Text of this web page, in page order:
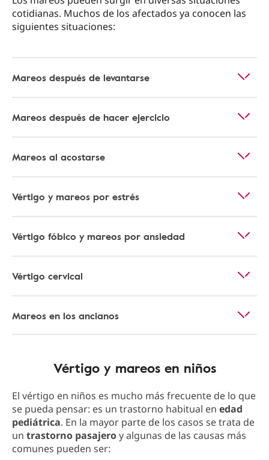
cotidianas. Muchos de los afectados ya conocen las
siguientes situaciones:
Mareos después de levantarse
Mareos después de hacer ejercicio
Mareos al acostarse
Vértigo y mareos por estrés
Vértigo fóbico y mareos por ansiedad
Vértigo cervical
Mareos en los ancianos
Vértigo y mareos en niños
El vértigo en niños es mucho más frecuente de lo que
se pueda pensar: es un trastorno habitual en edad
pediátrica. En la mayor parte de los casos se trata de
un trastorno pasajeroy algunas de las causas más
comunes pueden ser: